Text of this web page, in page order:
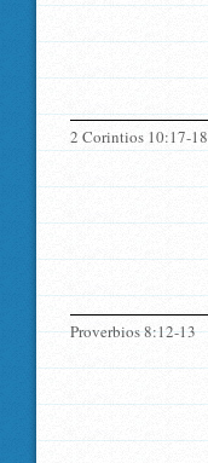
2 Corintios 10:17-18
Proverbios 8:12-13